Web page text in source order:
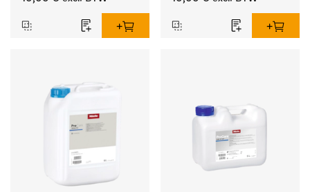
wasgoed.
wasgoed.